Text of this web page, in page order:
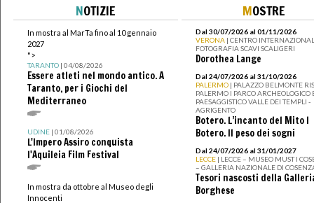
NOTIZIE
In mostra al MarTa fino al 10 gennaio
2027
">
TARANTO| 04/08/2026
Essere atleti nel mondo antico. A
Taranto, per i Giochi del
Mediterraneo
UDINE| 01/08/2026
L'Impero Assiro conquista
l'Aquileia Film Festival
In mostra da ottobre al Museo degli
Innocenti
MOSTRE
Dal 30/07/2026 al 01/11/2026
VERONA | CENTRO
FOTOGRAFIA SCAVI SCALIGERI
Dorothea Lange
Dal 24/07/2026 al 31/10/2026
PALERMO | PALAZZO BELMONTE
PALERMO I PARCO ARCHEOLOGICO
PAESAGGISTICO VALLE DEI TEMPLI -
AGRIGENTO
Botero. L’incanto del Mito I
Botero. Il peso dei sogni
Dal 24/07/2026 al 31/01/2027
LECCE | LECCE – MUSEO MUST I
– GALLERIA NAZIONALE DI
Tesori nascosti della
Borghese